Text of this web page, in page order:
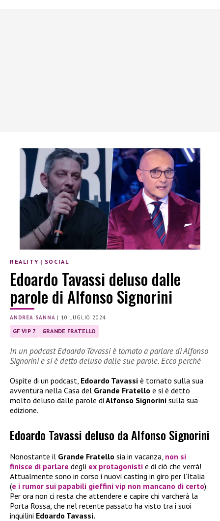
REALITY | SOCIAL
Edoardo Tavassi deluso dalle
parole di Alfonso Signorini
ANDREA SANNA | 10 LUGLIO 2024
GF VIP 7 GRANDE FRATELLO
In un podcast Edoardo Tavassi è tornato a parlare di Alfonso
Signorini e si è detto deluso dalle sue parole. Ecco perché
Ospite di un podcast, Edoardo Tavassi è tornato sulla sua
avventura nella Casa del Grande Fratello e si è detto
molto deluso dalle parole di Alfonso Signorini sulla sua
edizione.
Edoardo Tavassi deluso da Alfonso Signorini
Nonostante il Grande Fratello sia in vacanza, non si
finisce di parlare degli ex protagonisti e di ciò che verrà!
Attualmente sono in corso i nuovi casting in giro per l’Italia
(e i rumor sui papabili gieffini vip non mancano di certo).
Per ora non ci resta che attendere e capire chi varcherà la
Porta Rossa, che nel recente passato ha visto tra i suoi
inquilini Edoardo Tavassi.